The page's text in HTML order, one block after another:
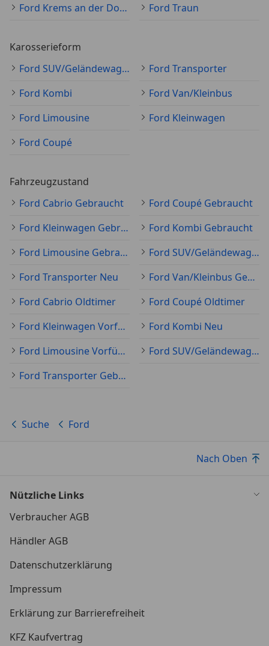
Ford Krems an der Donau
Ford Traun
Karosserieform
Ford SUV/Geländewagen/Pickup
Ford Transporter
Ford Kombi
Ford Van/Kleinbus
Ford Limousine
Ford Kleinwagen
Ford Coupé
Fahrzeugzustand
Ford Cabrio Gebraucht
Ford Coupé Gebraucht
Ford Kleinwagen Gebraucht
Ford Kombi Gebraucht
Ford Limousine Gebraucht
Ford SUV/Geländewagen/Pickup Gebraucht
Ford Transporter Neu
Ford Van/Kleinbus Gebraucht
Ford Cabrio Oldtimer
Ford Coupé Oldtimer
Ford Kleinwagen Vorführfahrzeug
Ford Kombi Neu
Ford Limousine Vorführfahrzeug
Ford SUV/Geländewagen/Pickup Neu
Ford Transporter Gebraucht
Suche Ford
Nach Oben
Nützliche Links
Verbraucher AGB
Händler AGB
Datenschutzerklärung
Impressum
Erklärung zur Barrierefreiheit
KFZ Kaufvertrag